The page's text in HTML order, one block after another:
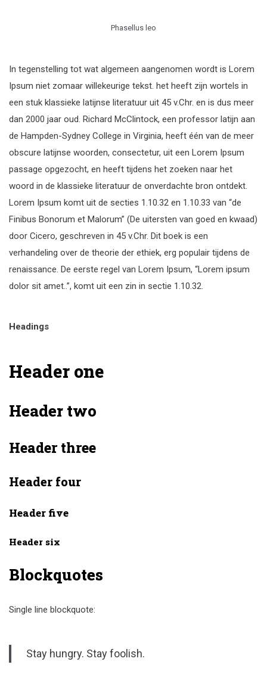
Phasellus leo
In tegenstelling tot wat algemeen aangenomen wordt is Lorem
Ipsum niet zomaar willekeurige tekst. het heeft zijn wortels in
een stuk klassieke latijnse literatuur uit 45 v.Chr. en is dus meer
dan 2000 jaar oud. Richard McClintock, een professor latijn aan
de Hampden-Sydney College in Virginia, heeft één van de meer
obscure latijnse woorden, consectetur, uit een Lorem Ipsum
passage opgezocht, en heeft tijdens het zoeken naar het
woord in de klassieke literatuur de onverdachte bron ontdekt.
Lorem Ipsum komt uit de secties 1.10.32 en 1.10.33 van “de
Finibus Bonorum et Malorum” (De uitersten van goed en kwaad)
door Cicero, geschreven in 45 v.Chr. Dit boek is een
verhandeling over de theorie der ethiek, erg populair tijdens de
renaissance. De eerste regel van Lorem Ipsum, “Lorem ipsum
dolor sit amet..”, komt uit een zin in sectie 1.10.32.
Headings
Header one
Header two
Header three
Header four
Header five
Header six
Blockquotes
Single line blockquote:
Stay hungry. Stay foolish.